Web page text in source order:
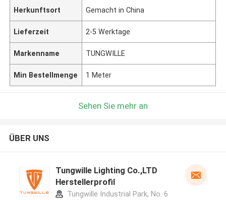
Herkunftsort Gemacht in China
Lieferzeit 2-5 Werktage
Markenname TUNGWILLE
Min Bestellmenge 1 Meter
Sehen Sie mehr an
ÜBER UNS
Tungwille Lighting Co.,LTD
Herstellerprofil
Tungwille Industrial Park, No. 6